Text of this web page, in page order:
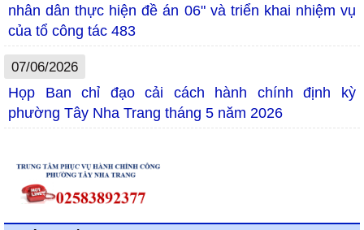
nhân dân thực hiện đề án 06" và triển khai nhiệm vụ
của tổ công tác 483
07/06/2026
Họp Ban chỉ đạo cải cách hành chính định kỳ
phường Tây Nha Trang tháng 5 năm 2026